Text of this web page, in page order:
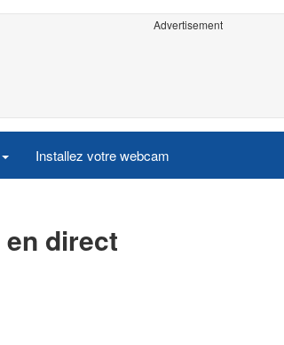
Advertisement
Installez votre webcam
en direct